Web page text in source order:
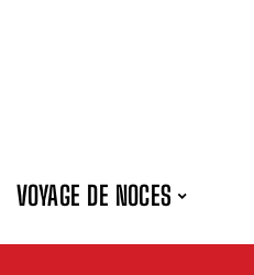
VOYAGE DE NOCES